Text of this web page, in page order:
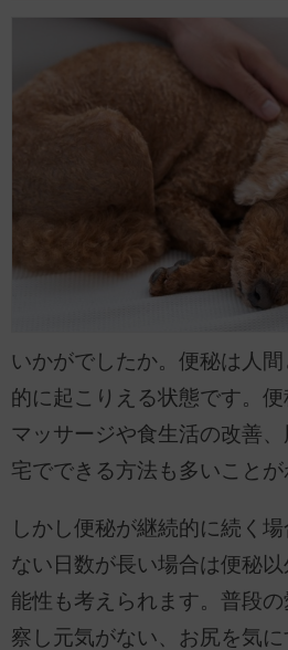
いかがでしたか。便秘は人
的に起こりえる状態です。
マッサージや食生活の改善
宅でできる方法も多いことが
しかし便秘が継続的に続く
ない日数が長い場合は便秘
能性も考えられます。普段
察し元気がない、お尻を気